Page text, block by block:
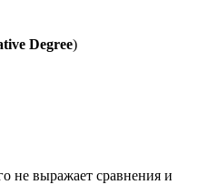
Degree)
не выражает сравнения и